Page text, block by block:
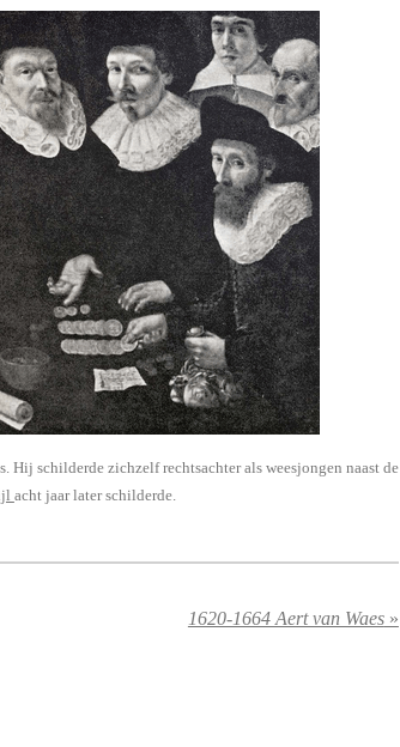
schilderde zichzelf rechtsachter als weesjongen naast de
acht jaar later schilderde.
1620-1664 Aert van Waes»